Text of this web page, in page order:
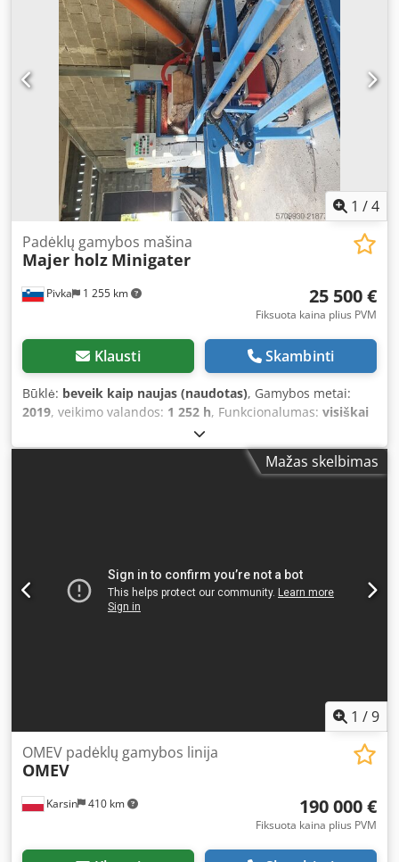
linijoms vėliau įdiegti automatizavimą.
1 /4
Pivka 1 255 km
Padėklų gamybos mašina
Majer holz Minigater
25 500 €
Fiksuota kaina plius PVM
Klausti Skambinti
Būklė: beveik kaip naujas (naudotas), Gamybos metai:
2019, veikimo valandos: 1 252 h, Funkcionalumas: visiškai
, bendras svoris:2 500 kg
mm, darbinio aukščio:250 mm, ankstesnių savininkų
, Įrenginys dirbo 4 metus po 5–6 valandas per
Mažas skelbimas
1 /9
Karsin 410 km
OMEV padėklų gamybos linija
OMEV
190 000 €
Fiksuota kaina plius PVM